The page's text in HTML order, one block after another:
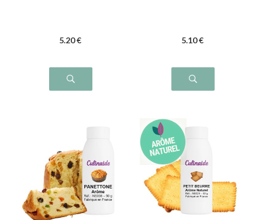
5.20 € 5.10 €